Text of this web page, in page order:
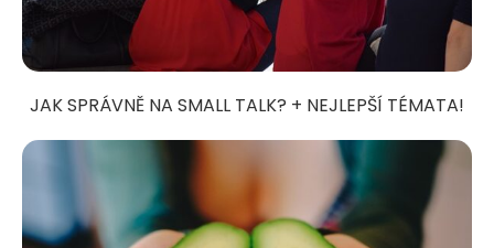
JAK SPRÁVNĚ NA SMALL TALK? + NEJLEPŠÍ TÉMATA!